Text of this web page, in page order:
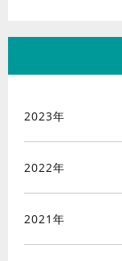
2023年
2022年
2021年